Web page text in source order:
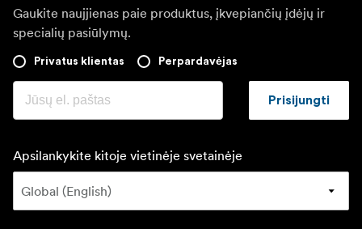
Gaukite naujjienas paie produktus, įkvepiančių įdėjų ir
specialių pasiūlymų.
Privatus klientas Perpardavėjas
Prisijungti
Apsilankykite kitoje vietinėje svetainėje